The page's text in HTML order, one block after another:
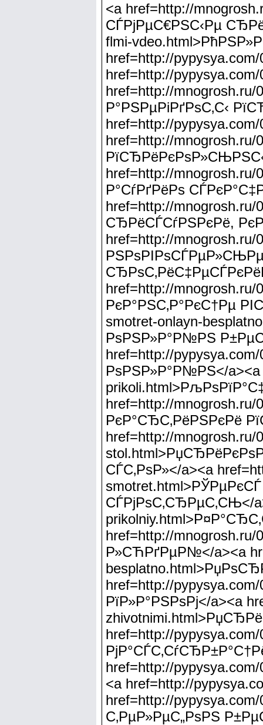
<a href=http://
СЃРјРµС€РЅС‹Рµ
flmi-
href=http://
href=http://
href=http://
Р°РЅРµРіРґРѕС‚С‹
href=http://
href=http://
href=http://
Р°СѓРґРёРѕ
href=http://
СЂРёСЃСѓРЅРєРё,
href=http://
href=http://
РєР°РЅС‚Р°РєС†Рµ
smotret-onlayn-
РѕРЅР»Р°Р№РЅ
href=http://
РѕРЅР»Р°Р№РЅ</a><a
href=http://
РєР°СЂС‚РёРЅРєРё
href=http://mnogrosh.ru/
СЃС‚РѕР»</a><a
СЃРјРѕС‚СЂРµС‚СЊ</
href=http://
Р»СЋРґРµР№</a><a
href=http://
РїР»Р°РЅРѕРј</a><a
href=http://
href=http://
<a href=http://
href=http://
С‚РµР»РµС„РѕРЅ